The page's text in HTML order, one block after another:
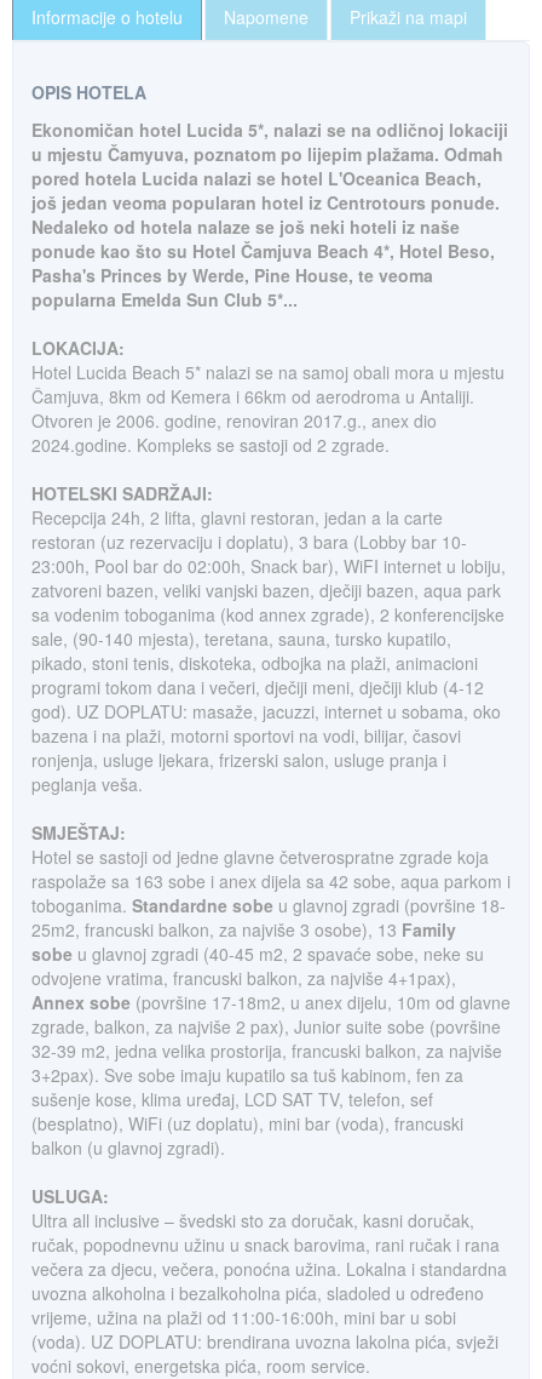
Informacije o hotelu Napomene Prikaži na mapi
OPIS HOTELA
Ekonomičan hotel Lucida 5*, nalazi se na odličnoj lokaciji
u mjestu Čamyuva, poznatom po lijepim plažama. Odmah
pored hotela Lucida nalazi se hotel L'Oceanica Beach,
još jedan veoma popularan hotel iz Centrotours ponude.
Nedaleko od hotela nalaze se još neki hoteli iz naše
ponude kao što su Hotel Čamjuva Beach 4*, Hotel Beso,
Pasha's Princes by Werde, Pine House, te veoma
popularna Emelda Sun Club 5*...
LOKACIJA:
Hotel Lucida Beach 5* nalazi se na samoj obali mora u mjestu
Čamjuva, 8km od Kemera i 66km od aerodroma u Antaliji.
Otvoren je 2006. godine, renoviran 2017.g., anex dio
2024.godine. Kompleks se sastoji od 2 zgrade.
HOTELSKI SADRŽAJI:
Recepcija 24h, 2 lifta, glavni restoran, jedan a la carte
restoran (uz rezervaciju i doplatu), 3 bara (Lobby bar 10-
23:00h, Pool bar do 02:00h, Snack bar), WiFI internet u lobiju,
zatvoreni bazen, veliki vanjski bazen, dječiji bazen, aqua park
sa vodenim toboganima (kod annex zgrade), 2 konferencijske
sale, (90-140 mjesta), teretana, sauna, tursko kupatilo,
pikado, stoni tenis, diskoteka, odbojka na plaži, animacioni
programi tokom dana i večeri, dječiji meni, dječiji klub (4-12
god). UZ DOPLATU: masaže, jacuzzi, internet u sobama, oko
bazena i na plaži, motorni sportovi na vodi, bilijar, časovi
ronjenja, usluge ljekara, frizerski salon, usluge pranja i
peglanja veša.
SMJEŠTAJ:
Hotel se sastoji od jedne glavne četverospratne zgrade koja
raspolaže sa 163 sobe i anex dijela sa 42 sobe, aqua parkom i
toboganima. Standardne sobe u glavnoj zgradi (površine 18-
25m2, francuski balkon, za najviše 3 osobe), 13 Family
sobe u glavnoj zgradi (40-45 m2, 2 spavaće sobe, neke su
odvojene vratima, francuski balkon, za najviše 4+1pax),
Annex sobe (površine 17-18m2, u anex dijelu, 10m od glavne
zgrade, balkon, za najviše 2 pax), Junior suite sobe (površine
32-39 m2, jedna velika prostorija, francuski balkon, za najviše
3+2pax). Sve sobe imaju kupatilo sa tuš kabinom, fen za
sušenje kose, klima uređaj, LCD SAT TV, telefon, sef
(besplatno), WiFi (uz doplatu), mini bar (voda), francuski
balkon (u glavnoj zgradi).
USLUGA:
Ultra all inclusive – švedski sto za doručak, kasni doručak,
ručak, popodnevnu užinu u snack barovima, rani ručak i rana
večera za djecu, večera, ponoćna užina. Lokalna i standardna
uvozna alkoholna i bezalkoholna pića, sladoled u određeno
vrijeme, užina na plaži od 11:00-16:00h, mini bar u sobi
(voda). UZ DOPLATU: brendirana uvozna lakolna pića, svježi
voćni sokovi, energetska pića, room service.